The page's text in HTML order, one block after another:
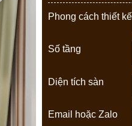
Phong cách thiết kế
Số tầng
Diện tích sàn
Email hoặc Zalo